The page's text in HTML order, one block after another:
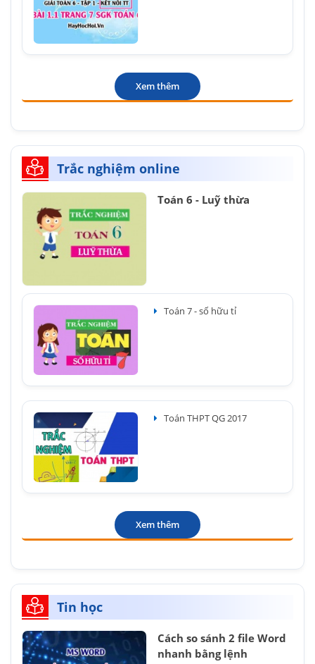
Xem thêm
Trắc nghiệm online
Toán 6 - Luỹ thừa
Toán 7 - số hữu tỉ
Toán THPT QG 2017
Xem thêm
Tin học
Cách so sánh 2 file Word
nhanh bằng lệnh